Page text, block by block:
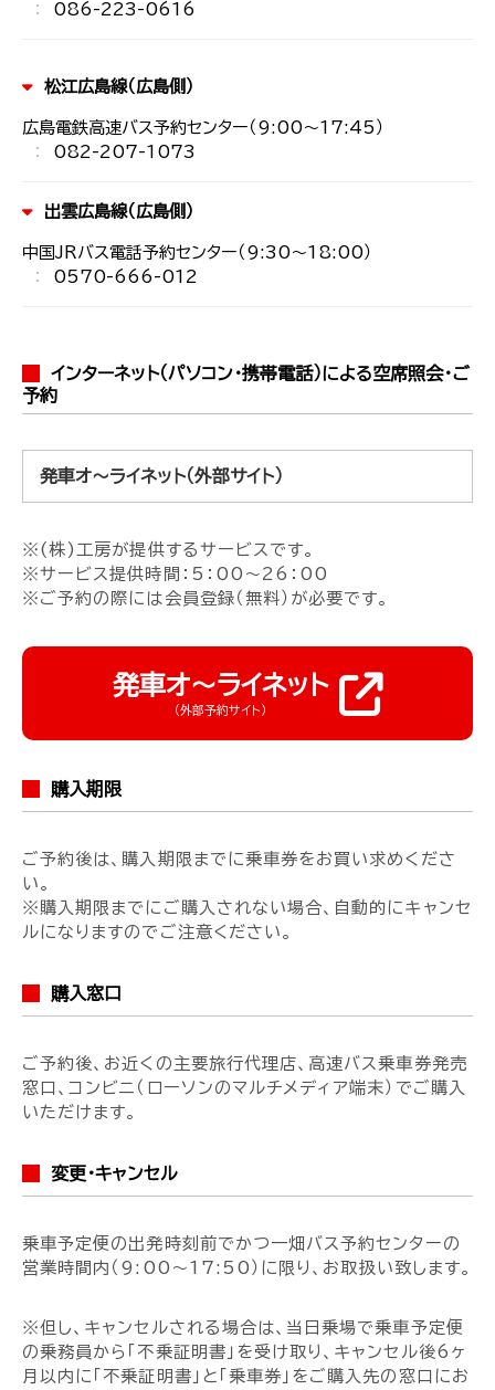
086-223-0616
松江広島線（広島側）
広島電鉄高速バス予約センター（9:00～17:45）
082-207-1073
出雲広島線（広島側）
中国JRバス電話予約センター（9:30～18:00）
0570-666-012
インターネット（パソコン・携帯電話）による空席照会・ご
予約
発車オ〜ライネット（外部サイト）
※(株)工房が提供するサービスです。
※サービス提供時間：5：00～26：00
※ご予約の際には会員登録（無料）が必要です。
発車オ〜ライネット
（外部予約サイト）
購入期限
ご予約後は、購入期限までに乗車券をお買い求めくださ
い。
※購入期限までにご購入されない場合、自動的にキャンセ
ルになりますのでご注意ください。
購入窓口
ご予約後、お近くの主要旅行代理店、高速バス乗車券発売
窓口、コンビニ（ローソンのマルチメディア端末）でご購入
いただけます。
変更・キャンセル
乗車予定便の出発時刻前でかつ一畑バス予約センターの
営業時間内（9:00～17:50）に限り、お取扱い致します。
※但し、キャンセルされる場合は、当日乗場で乗車予定便
の乗務員から「不乗証明書」を受け取り、キャンセル後6ヶ
月以内に「不乗証明書」と「乗車券」をご購入先の窓口にお